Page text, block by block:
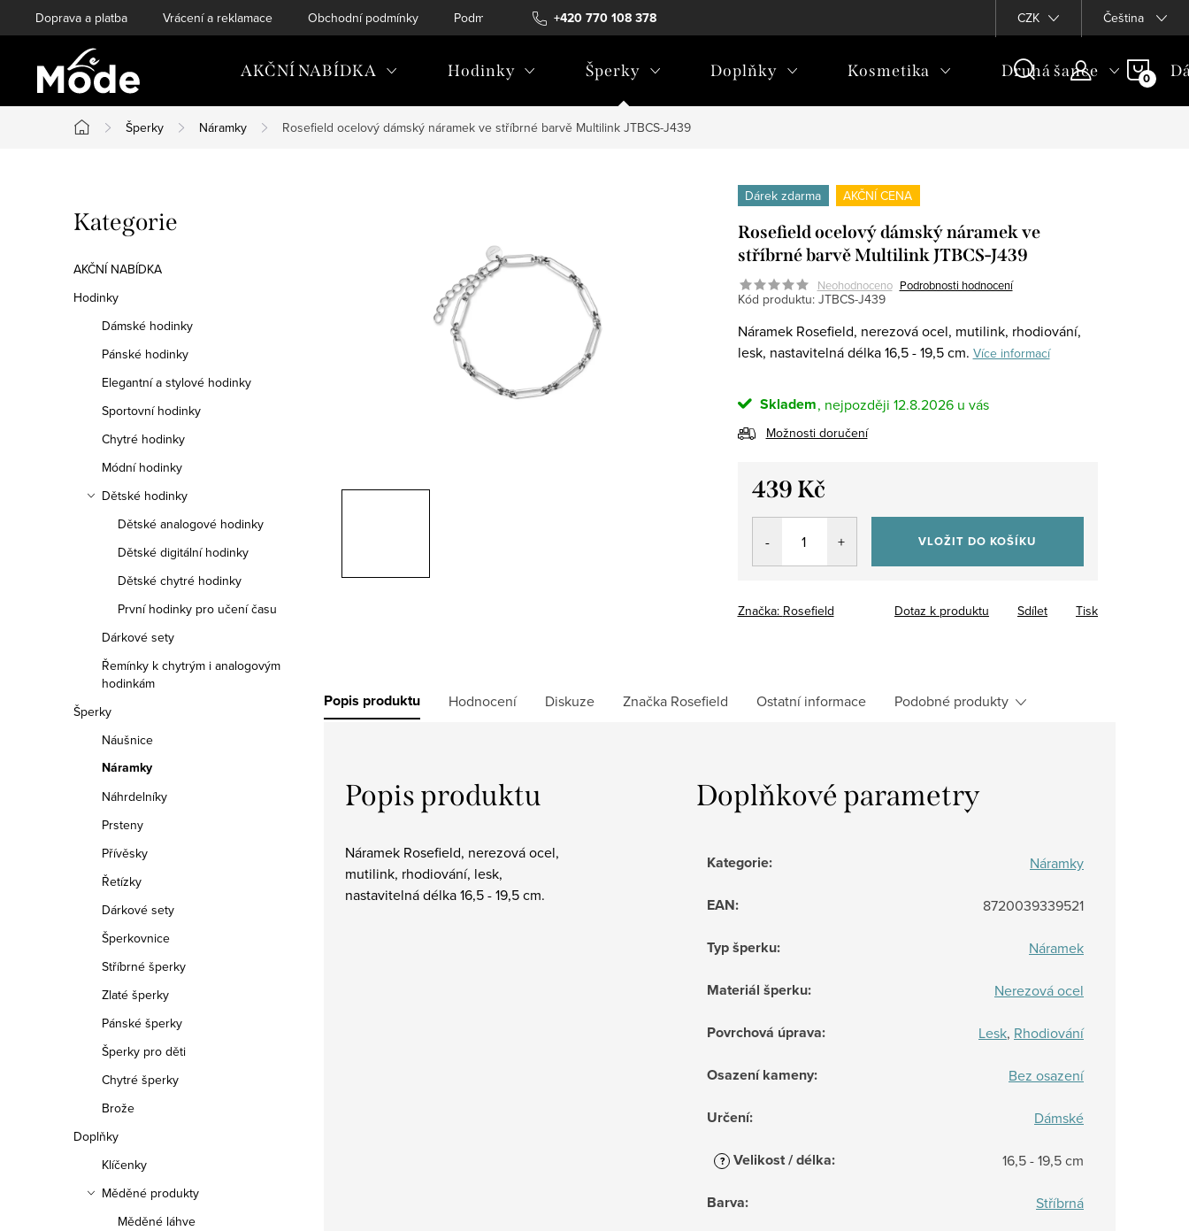
na
+420 770 108 378
Doprava a platba Vrácení a reklamace Obchodní podmínky Podmínky ochrany osobních údajů CZK Čeština
AKČNÍ NABÍDKA Hodinky Šperky Doplňky Kosmetika Druhá šance
Domů
Šperky Náramky Rosefield ocelový dámský náramek ve stříbrné barvě Multilink JTBCS-J439
o
s
t
Přeskočit
kategorie
Kategorie
AKČNÍ NABÍDKA
Hodinky
Dámské hodinky
Pánské hodinky
Elegantní a stylové hodinky
Sportovní hodinky
Chytré hodinky
Módní hodinky
Dětské hodinky
Dětské analogové hodinky
Dětské digitální hodinky
Dětské chytré hodinky
První hodinky pro učení času
Dárkové sety
Řemínky k chytrým i analogovým
hodinkám
Šperky
Náušnice
Náramky
Náhrdelníky
Prsteny
Přívěsky
Řetízky
Dárkové sety
Šperkovnice
Stříbrné šperky
Zlaté šperky
Pánské šperky
Šperky pro děti
Chytré šperky
Brože
Doplňky
Klíčenky
Měděné produkty
Měděné láhve
Dárek zdarma AKČNÍ CENA
Rosefield ocelový dámský náramek ve
stříbrné barvě Multilink JTBCS-J439
Neohodnoceno Podrobnosti hodnocení
Kód produktu: JTBCS-J439
Náramek Rosefield, nerezová ocel, mutilink, rhodiování,
lesk, nastavitelná délka 16,5 - 19,5 cm. Více informací
Skladem 12.8.2026
Možnosti doručení
439 Kč
Měrná
VLOŽIT DO KOŠÍKU
Značka: Rosefield Tisk
Dotaz k produktu Sdílet
Popis produktu Hodnocení Diskuze Značka Rosefield Ostatní informace Podobné produkty
Popis produktu
Náramek Rosefield, nerezová ocel,
mutilink, rhodiování, lesk,
nastavitelná délka 16,5 - 19,5 cm.
Doplňkové parametry
Kategorie: Náramky
EAN: 8720039339521
Typ šperku: Náramek
Materiál šperku: Nerezová ocel
Povrchová úprava: Lesk, Rhodiování
Osazení kameny: Bez osazení
Určení: Dámské
? Velikost / délka: 16,5 - 19,5 cm
Barva: Stříbrná